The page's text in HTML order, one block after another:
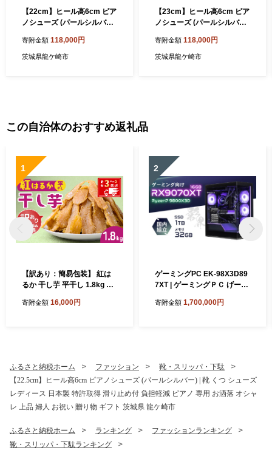
【22cm】ヒール高6cm ピア
ノシューズ (パールシルバー)
ス 日本製 特許取得 滑り止め
付 負担軽減 ピアノ 専用 お洒
寄附金額 118,000円
茨城県龍ケ崎市
【23cm】ヒール高6cm ピア
ノシューズ (パールシルバー)
ス 日本製 特許取得 滑り止め
付 負担軽減 ピアノ 専用 お洒
寄附金額 118,000円
茨城県龍ケ崎市
この自治体のおすすめ返礼品
1
【訳あり：簡易包装】 紅は
るか 干し芋 平干し 1.8kg ゆ
使用 国産 わけあり ほしいも
寄附金額 16,000円
2
ゲーミングPC EK-98X3D89
7XT | ゲーミングＰＣ げーみ
ケ崎市
寄附金額 1,700,000円
ふるさと納税ホーム ファッション
靴・スリッパ・下駄
【22.5cm】ヒール高6cm ピアノシューズ (パールシルバー) | 靴 くつ シューズ
レディース 日本製 特許取得 滑り止め付 負担軽減 ピアノ 専用 お洒落 オシャ
レ 上品 婦人 お祝い 贈り物 ギフト 茨城県 龍ケ崎市
ふるさと納税ホーム ランキング
ファッションランキング
靴・スリッパ・下駄ランキング